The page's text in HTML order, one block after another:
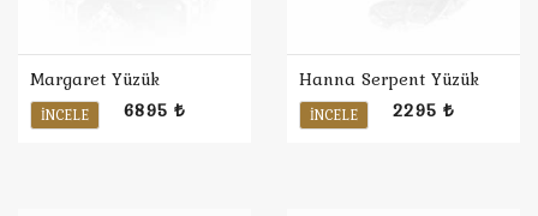
Margaret Yüzük
İNCELE 6895 ₺
Hanna Serpent Yüzük
İNCELE 2295 ₺